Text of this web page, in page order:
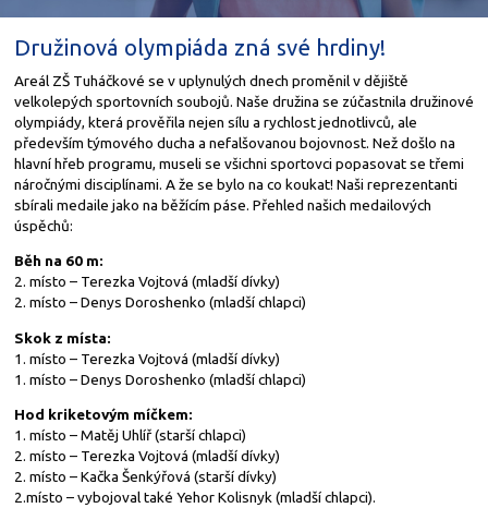
Družinová olympiáda zná své hrdiny!
Areál ZŠ Tuháčkové se v uplynulých dnech proměnil v dějiště
velkolepých sportovních soubojů. Naše družina se zúčastnila družinové
olympiády, která prověřila nejen sílu a rychlost jednotlivců, ale
především týmového ducha a nefalšovanou bojovnost. Než došlo na
hlavní hřeb programu, museli se všichni sportovci popasovat se třemi
náročnými disciplínami. A že se bylo na co koukat! Naši reprezentanti
sbírali medaile jako na běžícím páse. Přehled našich medailových
úspěchů:
Běh na 60 m:
2. místo – Terezka Vojtová (mladší dívky)
2. místo – Denys Doroshenko (mladší chlapci)
Skok z místa:
1. místo – Terezka Vojtová (mladší dívky)
1. místo – Denys Doroshenko (mladší chlapci)
Hod kriketovým míčkem:
1. místo – Matěj Uhlíř (starší chlapci)
2. místo – Terezka Vojtová (mladší dívky)
2. místo – Kačka Šenkýřová (starší dívky)
2.místo – vybojoval také Yehor Kolisnyk (mladší chlapci).